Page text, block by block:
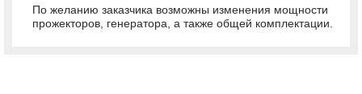
По желанию заказчика возможны изменения мощности
прожекторов, генератора, а также общей комплектации.